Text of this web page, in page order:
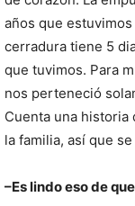
años que
cerradura tiene 5
que tuvimos. Para
nos perteneció
Cuenta una historia
la familia, así que
–Es lindo eso de